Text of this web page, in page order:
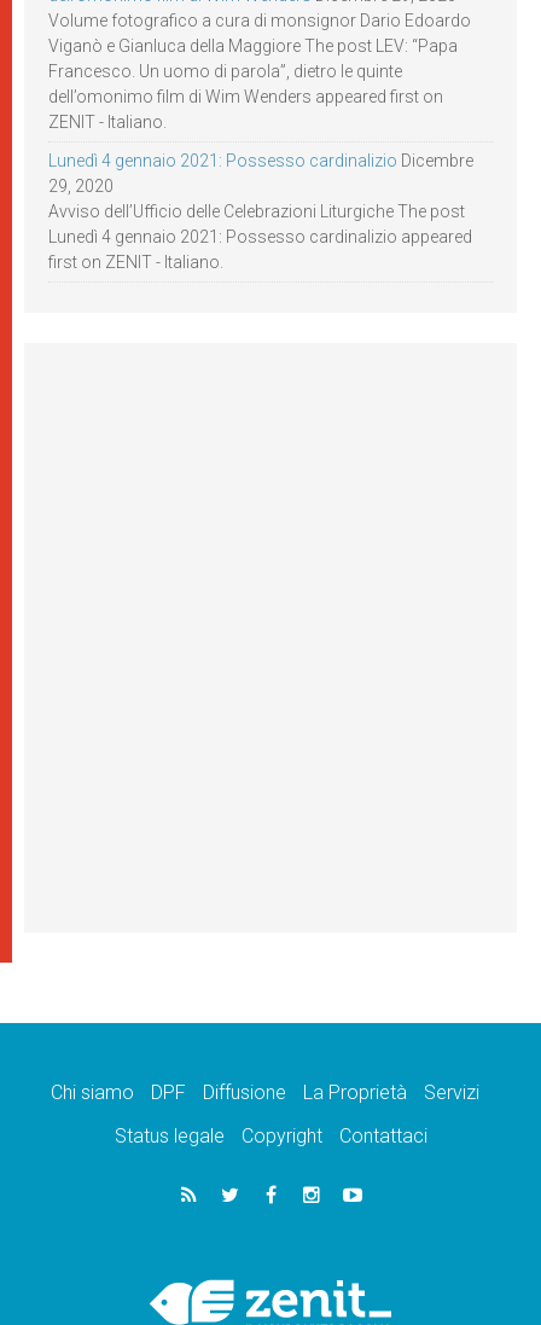
Volume fotografico a cura di monsignor Dario Edoardo
Viganò e Gianluca della Maggiore The post LEV: “Papa
Francesco. Un uomo di parola”, dietro le quinte
dell’omonimo film di Wim Wenders appeared first on
ZENIT - Italiano.
Lunedì 4 gennaio 2021: Possesso cardinalizio Dicembre
29, 2020
Avviso dell’Ufficio delle Celebrazioni Liturgiche The post
Lunedì 4 gennaio 2021: Possesso cardinalizio appeared
first on ZENIT - Italiano.
Chi siamo DPF Diffusione La Proprietà
Servizi
Status legale
Copyright Contattaci